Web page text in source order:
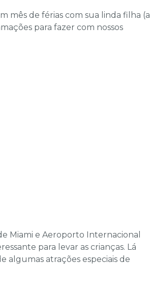
mês de férias com sua linda filha (a
para fazer com nossos
Miami e Aeroporto Internacional
para levar as crianças. Lá
algumas atrações especiais de